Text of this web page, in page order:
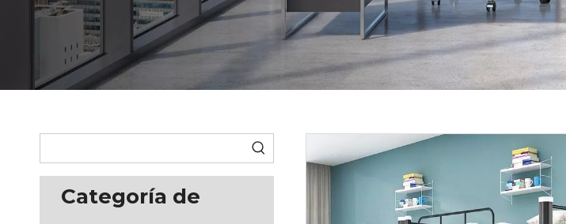
Categoría de